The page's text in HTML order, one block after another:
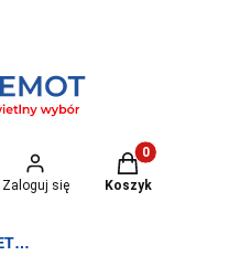
Zaloguj się
Produkty w
Koszyk